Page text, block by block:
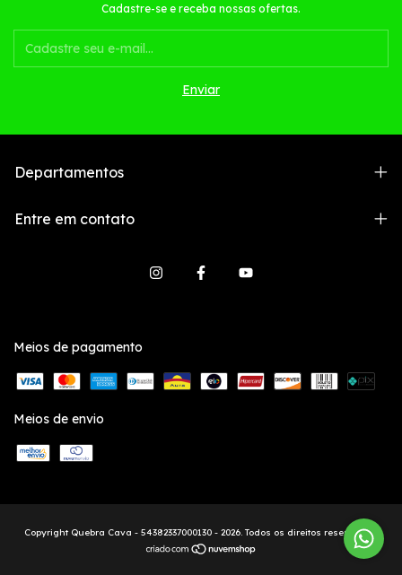
Cadastre-se e receba nossas ofertas.
Departamentos
Entre em contato
Meios de pagamento
Meios de envio
Copyright Quebra Cava - 54382337000130 - 2026. Todos os direitos reservados.